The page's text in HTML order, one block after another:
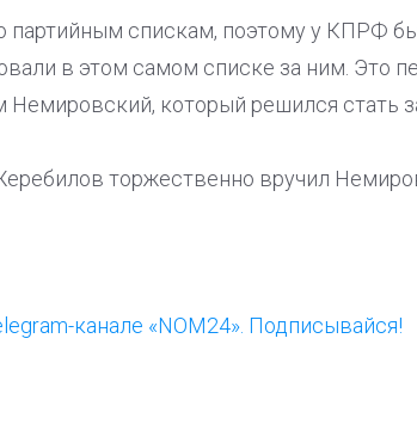
партийным спискам, поэтому у КПРФ
в этом самом списке за ним. Это
Немировский, который решился стать
торжественно вручил
канале «NOM24». Подписывайся!